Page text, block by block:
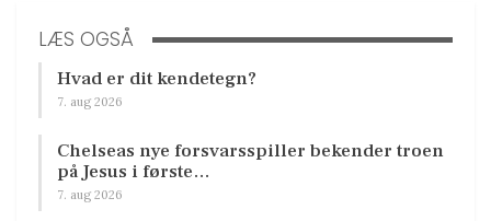
LÆS OGSÅ
Hvad er dit kendetegn?
7. aug 2026
Chelseas nye forsvarsspiller bekender troen
på Jesus i første…
7. aug 2026